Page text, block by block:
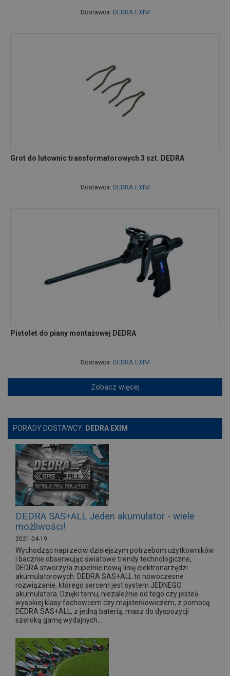
Dostawca: DEDRA EXIM
Grot do lutownic transformatorowych 3 szt. DEDRA
Dostawca: DEDRA EXIM
Pistolet do piany montażowej DEDRA
Dostawca: DEDRA EXIM
Zobacz więcej
PORADY DOSTAWCY: DEDRA EXIM
DEDRA SAS+ALL Jeden akumulator - wiele
możliwości!
2021-04-19
Wychodząc naprzeciw dzisiejszym potrzebom użytkowników
i bacznie obserwując światowe trendy technologiczne,
DEDRA stworzyła zupełnie nową linię elektronarzędzi
akumulatorowych. DEDRA SAS+ALL to nowoczesne
rozwiązanie, którego sercem jest system JEDNEGO
akumulatora. Dzięki temu, niezależnie od tego czy jesteś
wysokiej klasy fachowcem czy majsterkowiczem, z pomocą
DEDRA SAS+ALL, z jedną baterią, masz do dyspozycji
szeroką gamę wydajnych...